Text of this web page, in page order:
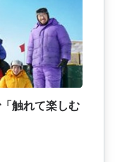
触れて楽しむ